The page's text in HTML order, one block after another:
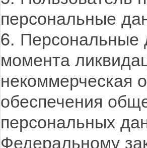
персональные
6. Персональные
момента
некоммерческая
обеспечения
персональных
Федеральному